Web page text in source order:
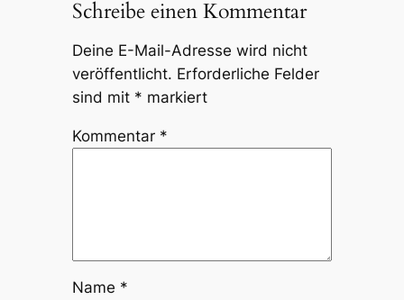
Schreibe einen Kommentar
Deine E-Mail-Adresse wird nicht
veröffentlicht. Erforderliche Felder
sind mit * markiert
Kommentar *
Name *